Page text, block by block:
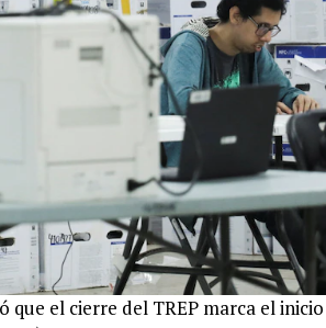
el cierre del TREP marca el inicio